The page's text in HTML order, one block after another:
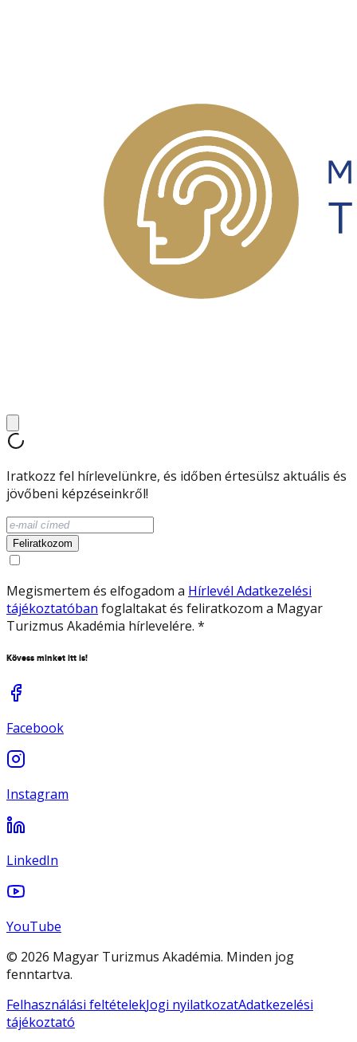
Iratkozz fel hírlevelünkre, és időben értesülsz aktuális és
jövőbeni képzéseinkről!
Feliratkozom
Megismertem és elfogadom a Hírlevél Adatkezelési
tájékoztatóban foglaltakat és feliratkozom a Magyar
Turizmus Akadémia hírlevelére. *
Kövess minket itt is!
Facebook
Instagram
LinkedIn
YouTube
© 2026 Magyar Turizmus Akadémia. Minden jog
fenntartva.
Felhasználási feltételekJogi nyilatkozatAdatkezelési
tájékoztató